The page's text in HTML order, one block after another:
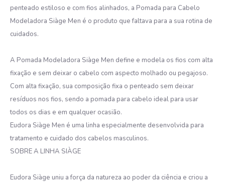
penteado estiloso e com fios alinhados, a Pomada para Cabelo
Modeladora Siàge Men é o produto que faltava para a sua rotina de
cuidados.
A Pomada Modeladora Siàge Men define e modela os fios com alta
fixação e sem deixar o cabelo com aspecto molhado ou pegajoso.
Com alta fixação, sua composição fixa o penteado sem deixar
resíduos nos fios, sendo a pomada para cabelo ideal para usar
todos os dias e em qualquer ocasião.
Eudora Siàge Men é uma linha especialmente desenvolvida para
tratamento e cuidado dos cabelos masculinos.
SOBRE A LINHA SIÀGE
Eudora Siàge uniu a força da natureza ao poder da ciência e criou a